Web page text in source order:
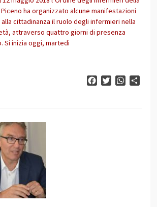
ha organizzato alcune manifestazioni
cittadinanza il ruolo degli infermieri nella
attraverso quattro giorni di presenza
Si inizia oggi, martedi
FacebookTwitter